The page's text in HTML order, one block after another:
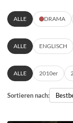
ALLE DRAMA
ALLE ENGLISCH
ALLE 2010er
Sortieren nach: